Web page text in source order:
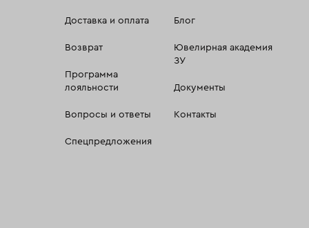
Доставка и оплата
Возврат
Программа
лояльности
Вопросы и ответы
Спецпредложения
Блог
Ювелирная академия
ЗУ
Документы
Контакты